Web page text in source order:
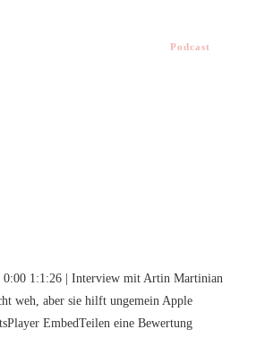
Podcast
1:1:26 | Interview mit Artin Martinian
weh, aber sie hilft ungemein Apple
EmbedTeilen eine Bewertung